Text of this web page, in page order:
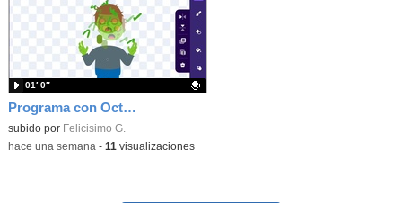
Programa con OctoStudio, un juego homenajeando al House of the dead con Zombies
Contenido educativo.
subido por Felicisimo G.
01′ 0″
-hace una semana - 11 visualizaciones